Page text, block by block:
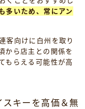
多いため、常にアン
客向けに白州を取り
から店主との関係を
もらえる可能性が高
キーを高価＆無